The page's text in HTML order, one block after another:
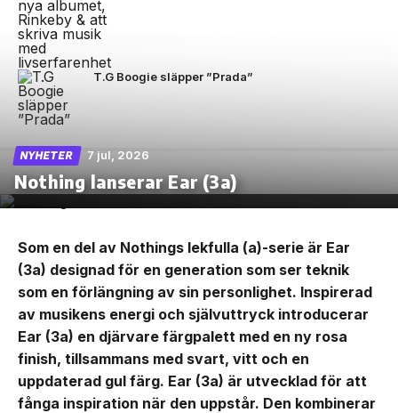
T.G Boogie släpper ”Prada”
NYHETER 7 jul, 2026
Nothing lanserar Ear (3a)
Som en del av Nothings lekfulla (a)-serie är Ear
(3a) designad för en generation som ser teknik
som en förlängning av sin personlighet. Inspirerad
av musikens energi och självuttryck introducerar
Ear (3a) en djärvare färgpalett med en ny rosa
finish, tillsammans med svart, vitt och en
uppdaterad gul färg. Ear (3a) är utvecklad för att
fånga inspiration när den uppstår. Den kombinerar